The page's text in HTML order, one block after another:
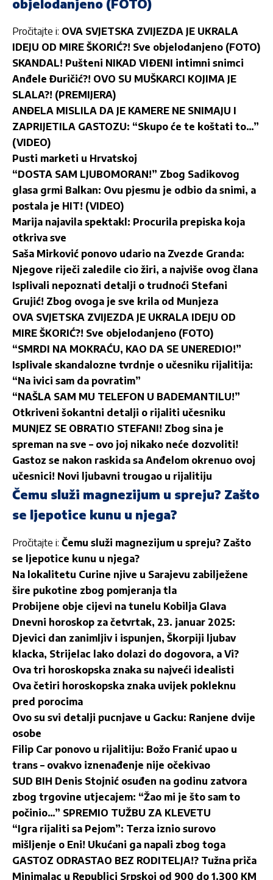
objelodanjeno (FOTO)
Pročitajte i: OVA SVJETSKA ZVIJEZDA JE UKRALA
IDEJU OD MIRE ŠKORIĆ?! Sve objelodanjeno (FOTO)
SKANDAL! Pušteni NIKAD VIÐENI intimni snimci
Anđele Đuričić?! OVO SU MUŠKARCI KOJIMA JE
SLALA?! (PREMIJERA)
ANĐELA MISLILA DA JE KAMERE NE SNIMAJU I
ZAPRIJETILA GASTOZU: “Skupo će te koštati to…”
(VIDEO)
Pusti marketi u Hrvatskoj
“DOSTA SAM LJUBOMORAN!” Zbog Sadikovog
glasa grmi Balkan: Ovu pjesmu je odbio da snimi, a
postala je HIT! (VIDEO)
Marija najavila spektakl: Procurila prepiska koja
otkriva sve
Saša Mirković ponovo udario na Zvezde Granda:
Njegove riječi zaledile cio žiri, a najviše ovog člana
Isplivali nepoznati detalji o trudnoći Stefani
Grujić! Zbog ovoga je sve krila od Munjeza
OVA SVJETSKA ZVIJEZDA JE UKRALA IDEJU OD
MIRE ŠKORIĆ?! Sve objelodanjeno (FOTO)
“SMRDI NA MOKRAĆU, KAO DA SE UNEREDIO!”
Isplivale skandalozne tvrdnje o učesniku rijalitija:
“Na ivici sam da povratim”
“NAŠLA SAM MU TELEFON U BADEMANTILU!”
Otkriveni šokantni detalji o rijaliti učesniku
MUNJEZ SE OBRATIO STEFANI! Zbog sina je
spreman na sve – ovo joj nikako neće dozvoliti!
Gastoz se nakon raskida sa Anđelom okrenuo ovoj
učesnici! Novi ljubavni trougao u rijalitiju
Čemu služi magnezijum u spreju? Zašto
se ljepotice kunu u njega?
Pročitajte i: Čemu služi magnezijum u spreju? Zašto
se ljepotice kunu u njega?
Na lokalitetu Curine njive u Sarajevu zabilježene
šire pukotine zbog pomjeranja tla
Probijene obje cijevi na tunelu Kobilja Glava
Dnevni horoskop za četvrtak, 23. januar 2025:
Djevici dan zanimljiv i ispunjen, Škorpiji ljubav
klacka, Strijelac lako dolazi do dogovora, a Vi?
Ova tri horoskopska znaka su najveći idealisti
Ova četiri horoskopska znaka uvijek pokleknu
pred porocima
Ovo su svi detalji pucnjave u Gacku: Ranjene dvije
osobe
Filip Car ponovo u rijalitiju: Božo Franić upao u
trans – ovakvo iznenađenje nije očekivao
SUD BIH Denis Stojnić osuđen na godinu zatvora
zbog trgovine utjecajem: “Žao mi je što sam to
počinio…” SPREMIO TUŽBU ZA KLEVETU
“Igra rijaliti sa Pejom”: Terza iznio surovo
mišljenje o Eni! Ukućani ga napali zbog toga
GASTOZ ODRASTAO BEZ RODITELJA!? Tužna priča
Minimalac u Republici Srpskoj od 900 do 1.300 KM